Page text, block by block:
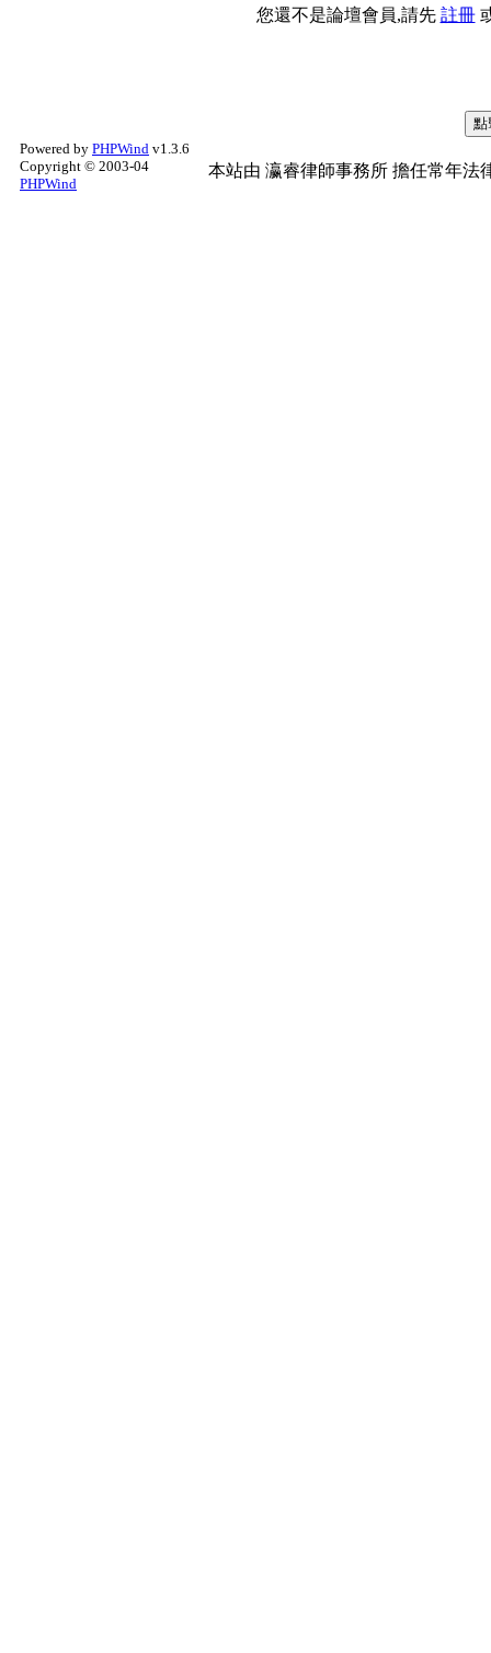
您還不是論壇會員,請先 註冊
Powered by PHPWind v1.3.6
Copyright © 2003-04
PHPWind
本站由 瀛睿律師事務所 擔任常年法